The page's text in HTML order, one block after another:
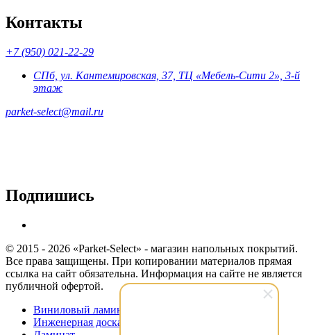
Контакты
+7 (950) 021-22-29
СПб, ул. Кантемировская, 37, ТЦ «Мебель-Сити 2», 3-й
этаж
parket-select@mail.ru
Подпишись
© 2015 - 2026 «Parket-Select» - магазин напольных покрытий.
Все права защищены. При копировании материалов прямая
ссылка на сайт обязательна. Информация на сайте не является
публичной офертой.
Виниловый ламинат
Инженерная доска